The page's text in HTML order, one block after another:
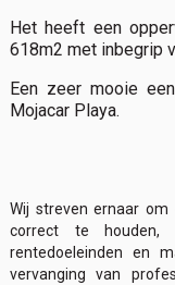
Het heeft een
618m2 met inbegrip
Een zeer mooie
Mojacar Playa.
Wij streven ernaar
correct te houden,
rentedoeleinden en
vervanging van